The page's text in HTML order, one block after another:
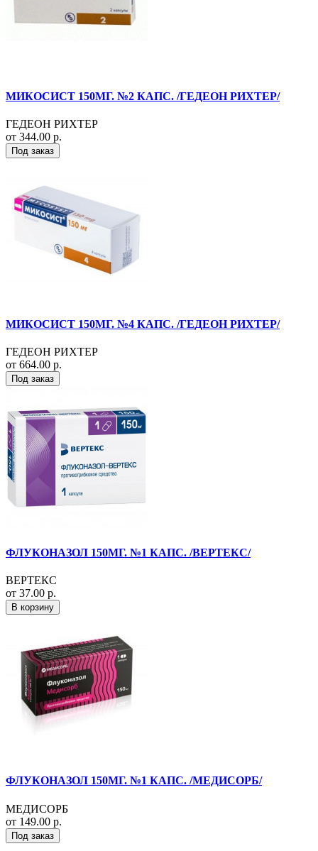
МИКОСИСТ 150МГ. №2 КАПС. /ГЕДЕОН РИХТЕР/
ГЕДЕОН РИХТЕР
от 344.00 р.
Под заказ
МИКОСИСТ 150МГ. №4 КАПС. /ГЕДЕОН РИХТЕР/
ГЕДЕОН РИХТЕР
от 664.00 р.
Под заказ
ФЛУКОНАЗОЛ 150МГ. №1 КАПС. /ВЕРТЕКС/
ВЕРТЕКС
от 37.00 р.
В корзину
ФЛУКОНАЗОЛ 150МГ. №1 КАПС. /МЕДИСОРБ/
МЕДИСОРБ
от 149.00 р.
Под заказ